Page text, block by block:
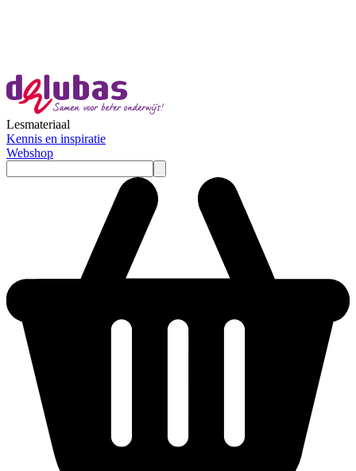
Lesmateriaal
Kennis en inspiratie
Webshop